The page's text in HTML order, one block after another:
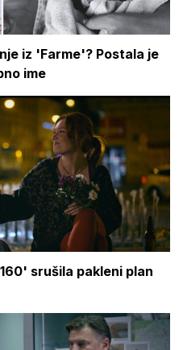
iz 'Farme'? Postala je
ime
srušila pakleni plan